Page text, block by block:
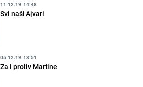
11.12.19. 14:48
Svi naši Ajvari
05.12.19. 13:51
Za i protiv Martine